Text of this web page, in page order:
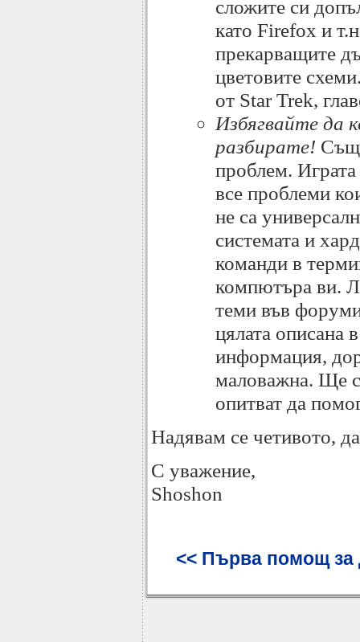
сложите си
като Firefox и
прекарващите
цветовите
от Star Trek,
Избягвайте да
разбирате!
проблем.
все проблеми
не са
системата и
команди в
компютъра ви.
теми във
цялата описана
информация,
маловажна. Ще
опитват да
Надявам се четивото,
С уважение,
Shoshon
<< Първа помощ за